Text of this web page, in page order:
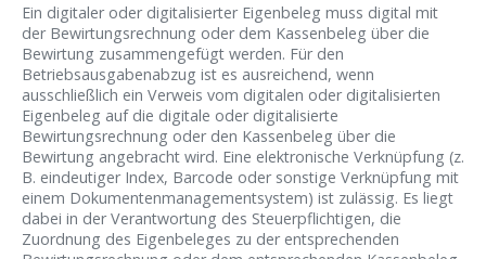
Ein digitaler oder digitalisierter Eigenbeleg muss digital mit
der Bewirtungsrechnung oder dem Kassenbeleg über die
Bewirtung zusammengefügt werden. Für den
Betriebsausgabenabzug ist es ausreichend, wenn
ausschließlich ein Verweis vom digitalen oder digitalisierten
Eigenbeleg auf die digitale oder digitalisierte
Bewirtungsrechnung oder den Kassenbeleg über die
Bewirtung angebracht wird. Eine elektronische Verknüpfung (z.
B. eindeutiger Index, Barcode oder sonstige Verknüpfung mit
einem Dokumentenmanagementsystem) ist zulässig. Es liegt
dabei in der Verantwortung des Steuerpflichtigen, die
Zuordnung des Eigenbeleges zu der entsprechenden